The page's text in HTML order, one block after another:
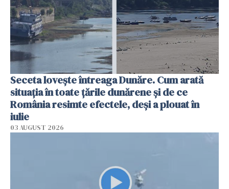
Seceta lovește întreaga Dunăre. Cum arată
situația în toate țările dunărene și de ce
România resimte efectele, deși a plouat în
iulie
03 AUGUST 2026